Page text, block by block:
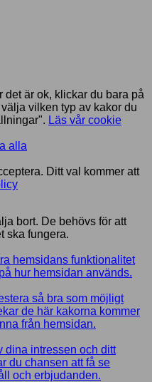
det är ok, klickar du bara på
vilken typ av kakor du
Läs vår cookie
alla
Ditt val kommer att
bort. De behövs för att
ska fungera.
hemsidans funktionalitet
hur hemsidan används.
så bra som möjligt
de här kakorna kommer
från hemsidan.
dina intressen och ditt
du chansen att få se
och erbjudanden.